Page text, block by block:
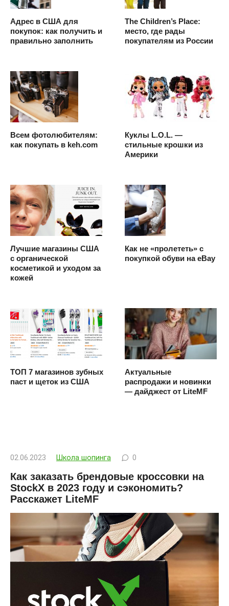
Адрес в США для
покупок: как получить и
правильно заполнить
The Children’s Place:
место, где рады
покупателям из России
Всем фотолюбителям:
как покупать в keh.com
Куклы L.O.L. —
стильные крошки из
Америки
Лучшие магазины США
с органической
косметикой и уходом за
кожей
Как не «пролететь» с
покупкой обуви на eBay
ТОП 7 магазинов зубных
паст и щеток из США
Актуальные
распродажи и новинки
— дайджест от LiteMF
02.06.2023 Школа шопинга 0
Как заказать брендовые кроссовки на
StockX в 2023 году и сэкономить?
Расскажет LiteMF